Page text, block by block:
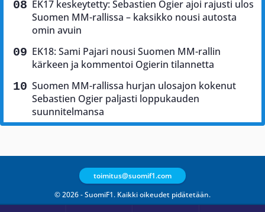
EK17 keskeytetty: Sebastien Ogier ajoi rajusti ulos
Suomen MM-rallissa – kaksikko nousi autosta
omin avuin
EK18: Sami Pajari nousi Suomen MM-rallin
kärkeen ja kommentoi Ogierin tilannetta
Suomen MM-rallissa hurjan ulosajon kokenut
Sebastien Ogier paljasti loppukauden
suunnitelmansa
© 2026 - SuomiF1. Kaikki oikeudet pidätetään.
toimitus@suomif1.com